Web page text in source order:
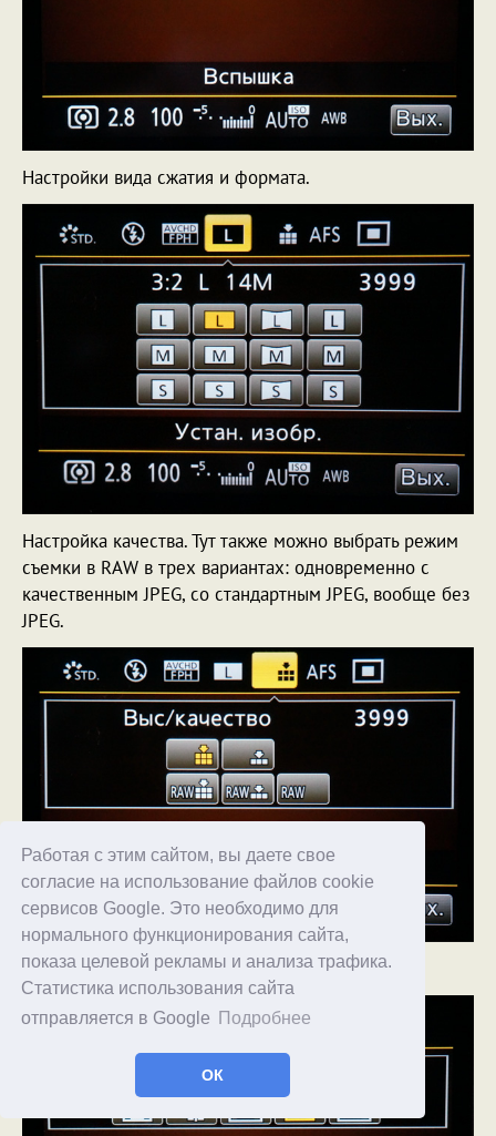
Работая с этим сайтом, вы даете свое
согласие на использование файлов cookie
сервисов Google. Это необходимо для
нормального функционирования сайта,
показа целевой рекламы и анализа трафика.
Статистика использования сайта
отправляется в Google
Подробнее
ОК
Настройки вида сжатия и формата.
Настройка качества. Тут также можно выбрать режим
съемки в RAW в трех вариантах: одновременно с
качественным JPEG, со стандартным JPEG, вообще без
JPEG.
Настройки режима фокусировки.